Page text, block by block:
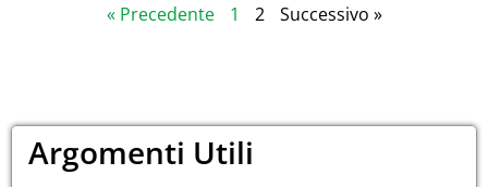
« Precedente 1 2 Successivo »
Argomenti Utili